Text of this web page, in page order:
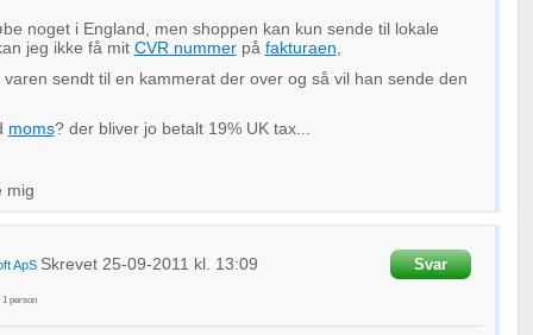
noget i England, men shoppen kan kun sende til lokale
jeg ikke få mit CVR nummerpå fakturaen
sendt til en kammerat der over og så vil han sende den
moms? der bliver jo betalt 19% UK tax...
mig
ApS Skrevet 25-09-2011 kl. 13:09
1person
Svar